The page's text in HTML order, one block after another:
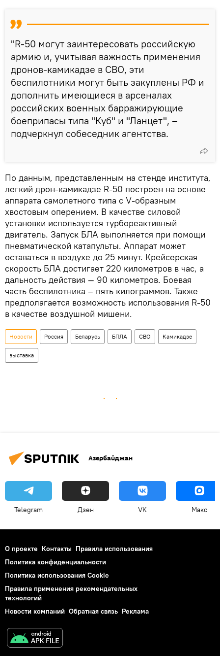
"R-50 могут заинтересовать российскую
армию и, учитывая важность применения
дронов-камикадзе в СВО, эти
беспилотники могут быть закуплены РФ и
дополнить имеющиеся в арсеналах
российских военных барражирующие
боеприпасы типа "Куб" и "Ланцет", –
подчеркнул собеседник агентства.
По данным, представленным на стенде института,
легкий дрон-камикадзе R-50 построен на основе
аппарата самолетного типа с V-образным
хвостовым оперением. В качестве силовой
установки используется турбореактивный
двигатель. Запуск БЛА выполняется при помощи
пневматической катапульты. Аппарат может
оставаться в воздухе до 25 минут. Крейсерская
скорость БЛА достигает 220 километров в час, а
дальность действия — 90 километров. Боевая
часть беспилотника – пять килограммов. Также
предполагается возможность использования R-50
в качестве воздушной мишени.
Новости Россия Беларусь БПЛА СВО Камикадзе
выставка
Азербайджан
Telegram Дзен VK Макс
О проекте Контакты Правила использования
Политика конфиденциальности
Политика использования Cookie
Правила применения рекомендательных
технологий
Новости компаний Обратная связь Реклама